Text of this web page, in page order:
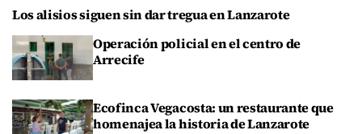
Los alisios siguen sin dar tregua en Lanzarote
Operación policial en el centro de
Arrecife
Ecofinca Vegacosta: un restaurante que
homenajea la historia de Lanzarote